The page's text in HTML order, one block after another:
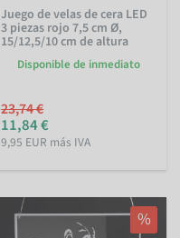
Juego de velas de cera LED
3 piezas rojo 7,5 cm Ø,
15/12,5/10 cm de altura
Disponible de inmediato
23,74 €
11,84 €
9,95 EUR más IVA
%